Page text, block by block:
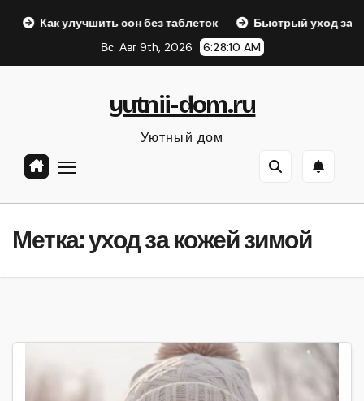
Как улучшить сон без таблеток
Быстрый уход за
Вс. Авг 9th, 2026
6:28:10 AM
yutnii-dom.ru
Уютный дом
Метка:уход за кожей зимой